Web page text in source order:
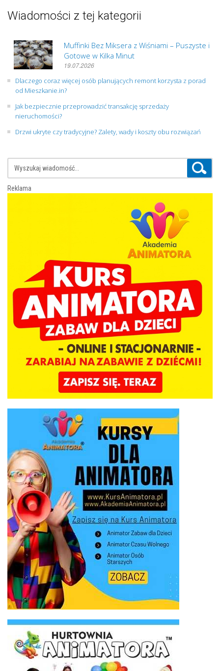
Wiadomości z tej kategorii
Muffinki Bez Miksera z Wiśniami – Puszyste i
Gotowe w Kilka Minut
19.07.2026
Dlaczego coraz więcej osób planujących remont korzysta z porad
od Mieszkanie.in?
Jak bezpiecznie przeprowadzić transakcję sprzedaży
nieruchomości?
Drzwi ukryte czy tradycyjne? Zalety, wady i koszty obu rozwiązań
Reklama